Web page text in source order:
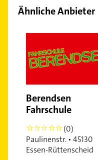
Ähnliche Anbieter
Berendsen
Fahrschule
0
(0)
Paulinenstr. • 45130
Essen-Rüttenscheid